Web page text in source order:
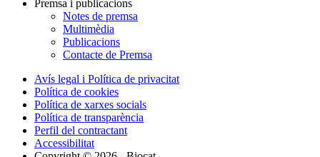
Premsa i publicacions
Notes de premsa
Multimèdia
Publicacions
Contacte de Premsa
Avís legal i Política de privacitat
Política de cookies
Política de xarxes socials
Política de transparència
Perfil del contractant
Accessibilitat